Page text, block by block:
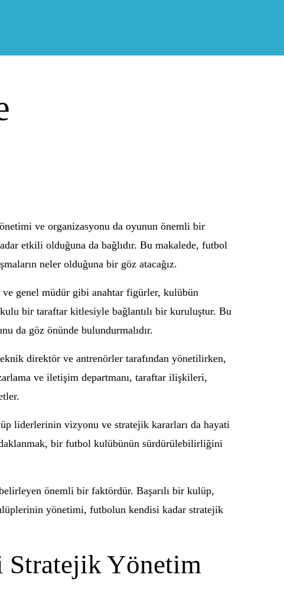
ve organizasyonu da oyunun önemli bir
etkili olduğuna da bağlıdır. Bu makalede, futbol
neler olduğuna bir göz atacağız.
genel müdür gibi anahtar figürler, kulübün
bir taraftar kitlesiyle bağlantılı bir kuruluştur. Bu
da göz önünde bulundurmalıdır.
direktör ve antrenörler tarafından yönetilirken,
ve iletişim departmanı, taraftar ilişkileri,
liderlerinin vizyonu ve stratejik kararları da hayati
bir futbol kulübünün sürdürülebilirliğini
önemli bir faktördür. Başarılı bir kulüp,
yönetimi, futbolun kendisi kadar stratejik
Stratejik Yönetim